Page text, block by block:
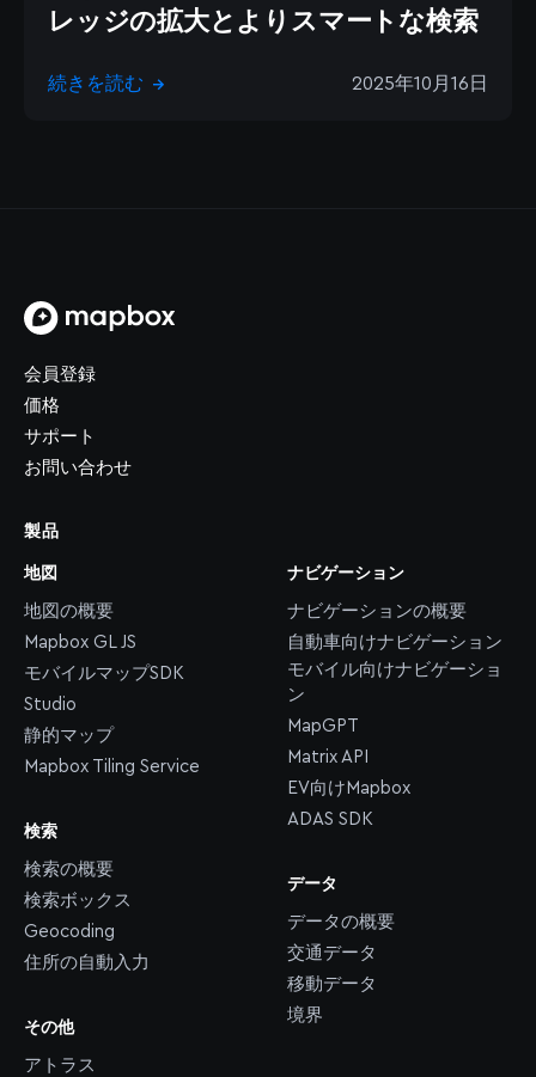
レッジの拡大とよりスマートな検索
続きを読む → 2025年10月16日
会員登録
価格
サポート
お問い合わせ
製品
地図
地図の概要
Mapbox GL JS
モバイルマップSDK
Studio
静的マップ
Mapbox Tiling Service
検索
検索の概要
検索ボックス
Geocoding
住所の自動入力
その他
アトラス
ナビゲーション
ナビゲーションの概要
自動車向けナビゲーション
モバイル向けナビゲーショ
ン
MapGPT
Matrix API
EV向けMapbox
ADAS SDK
データ
データの概要
交通データ
移動データ
境界